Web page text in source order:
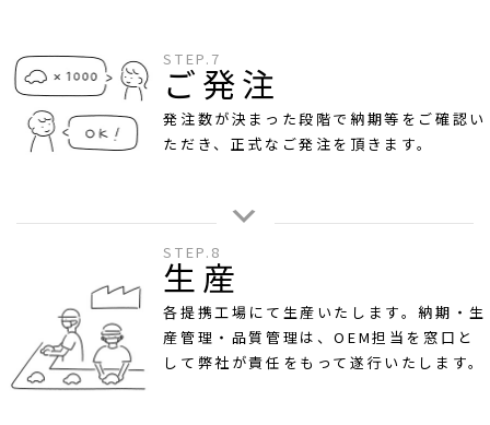
STEP.7
ご発注
発注数が決まった段階で納期等をご確認い
ただき、正式なご発注を頂きます。
STEP.8
生産
各提携工場にて生産いたします。納期・生
産管理・品質管理は、OEM担当を窓口と
して弊社が責任をもって遂行いたします。